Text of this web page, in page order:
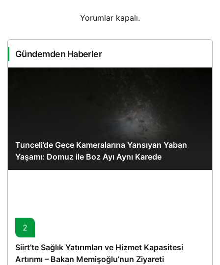
Yorumlar kapalı.
Gündemden Haberler
Tunceli’de Gece Kameralarına Yansıyan Yaban
Yaşamı: Domuz ile Boz Ayı Aynı Karede
2
Siirt’te Sağlık Yatırımları ve Hizmet Kapasitesi
Artırımı – Bakan Memişoğlu’nun Ziyareti